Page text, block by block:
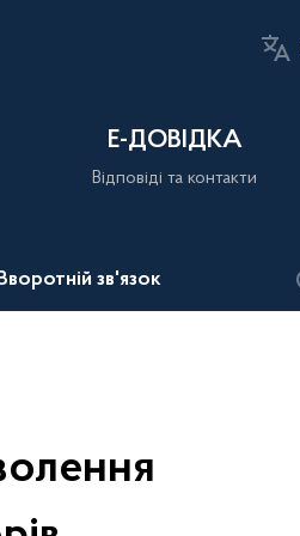
Е-ДОВІДКА
Відповіді та контакти
зв'язок